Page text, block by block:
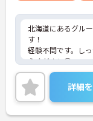
北海道にあるグル
す！
経験不問です。し
心ください◎
残業も月5時間程度
の時間を大切にで
ご興味のある方に
に詳細をお話しい
さい！
詳細